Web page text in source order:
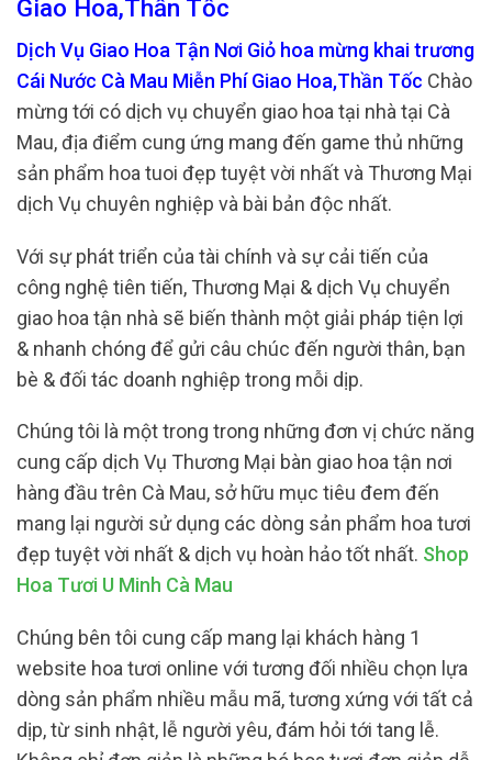
Giao Hoa,Thần Tốc
Dịch Vụ Giao Hoa Tận Nơi Giỏ hoa mừng khai trương
Cái Nước Cà Mau Miễn Phí Giao Hoa,Thần Tốc Chào
mừng tới có dịch vụ chuyển giao hoa tại nhà tại Cà
Mau, địa điểm cung ứng mang đến game thủ những
sản phẩm hoa tuoi đẹp tuyệt vời nhất và Thương Mại
dịch Vụ chuyên nghiệp và bài bản độc nhất.
Với sự phát triển của tài chính và sự cải tiến của
công nghệ tiên tiến, Thương Mại & dịch Vụ chuyển
giao hoa tận nhà sẽ biến thành một giải pháp tiện lợi
& nhanh chóng để gửi câu chúc đến người thân, bạn
bè & đối tác doanh nghiệp trong mỗi dịp.
Chúng tôi là một trong trong những đơn vị chức năng
cung cấp dịch Vụ Thương Mại bàn giao hoa tận nơi
hàng đầu trên Cà Mau, sở hữu mục tiêu đem đến
mang lại người sử dụng các dòng sản phẩm hoa tươi
đẹp tuyệt vời nhất & dịch vụ hoàn hảo tốt nhất. Shop
Hoa Tươi U Minh Cà Mau
Chúng bên tôi cung cấp mang lại khách hàng 1
website hoa tươi online với tương đối nhiều chọn lựa
dòng sản phẩm nhiều mẫu mã, tương xứng với tất cả
dịp, từ sinh nhật, lễ người yêu, đám hỏi tới tang lễ.